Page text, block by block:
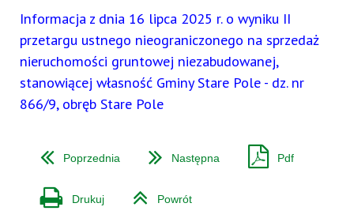
Informacja z dnia 16 lipca 2025 r. o wyniku II
przetargu ustnego nieograniczonego na sprzedaż
nieruchomości gruntowej niezabudowanej,
stanowiącej własność Gminy Stare Pole - dz. nr
866/9, obręb Stare Pole
Poprzednia Następna Pdf
Drukuj Powrót